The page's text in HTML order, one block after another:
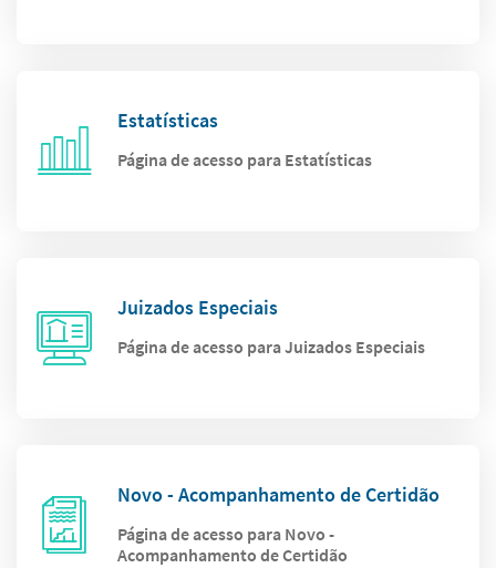
Estatísticas
Página de acesso para Estatísticas
Juizados Especiais
Página de acesso para Juizados Especiais
Novo - Acompanhamento de Certidão
Página de acesso para Novo -
Acompanhamento de Certidão